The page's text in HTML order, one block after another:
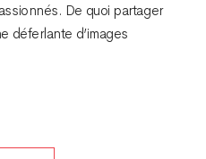
De quoi partager
déferlante d’images